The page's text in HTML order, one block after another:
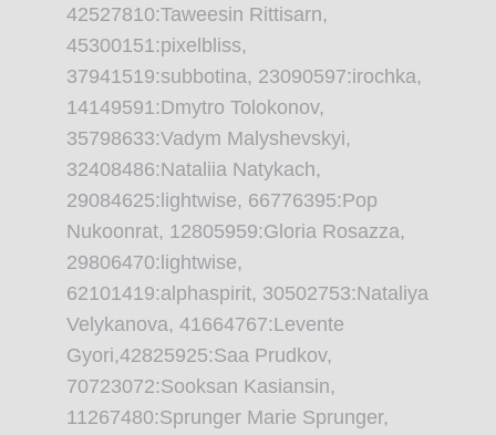
42527810:Taweesin Rittisarn,
45300151:pixelbliss,
37941519:subbotina, 23090597:irochka,
14149591:Dmytro Tolokonov,
35798633:Vadym Malyshevskyi,
32408486:Nataliia Natykach,
29084625:lightwise, 66776395:Pop
Nukoonrat, 12805959:Gloria Rosazza,
29806470:lightwise,
62101419:alphaspirit, 30502753:Nataliya
Velykanova, 41664767:Levente
Gyori,42825925:Saa Prudkov,
70723072:Sooksan Kasiansin,
11267480:Sprunger Marie Sprunger,